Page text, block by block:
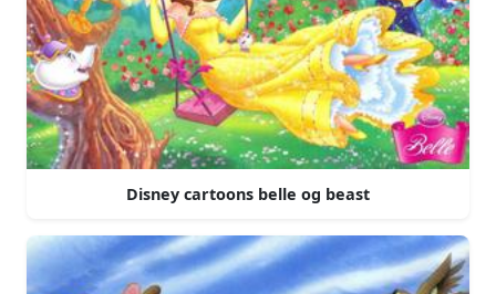
Disney cartoons belle og beast